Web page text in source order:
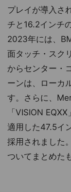
プレイが導入さ
チと16.2インチ
2023年には、
面タッチ・スク
からセンター・
ーンは、ローカ
す。さらに、
「VISION
適用した47.5イ
採用されました
ついてまとめた